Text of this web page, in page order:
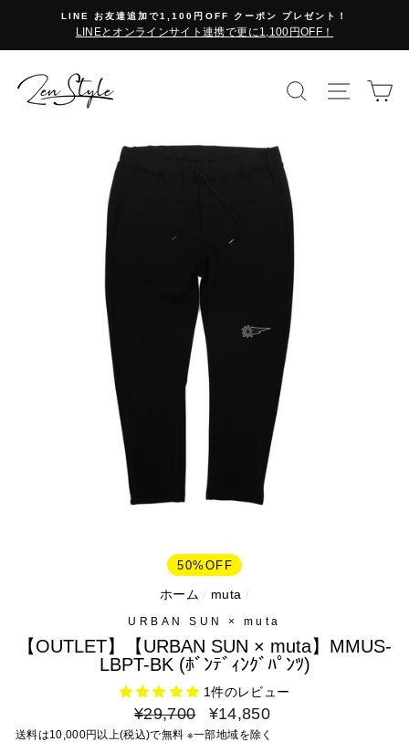
テ
LINE お友達追加で1,100円OFF クーポン プレゼント！
LINEとオンラインサイト連携で更に1,100円OFF！
検索で探す
サイト
50%OFF
ホーム / muta /
URBAN SUN × muta
【OUTLET】【URBAN SUN × muta】MMUS-
LBPT-BK (ﾎﾞﾝﾃﾞｨﾝｸﾞﾊﾟﾝﾂ)
1件のレビュー
通
常
¥29,700
セ
ー
¥14,850
送料は10,000円以上(税込)で無料 ※一部地域を除く